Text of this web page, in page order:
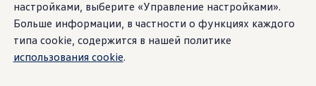
настройками, выберите «Управление настройками».
Больше информации, в частности о функциях каждого
типа cookie, содержится в нашей политике
использования cookie.
Ремонт и проверки
Моторное масло и технические жидкости
Колеса и шины
Помощь при авариях и поломках
Обслуживание автомобилей
Аксессуары